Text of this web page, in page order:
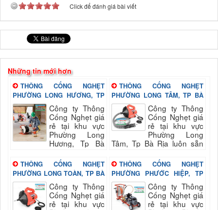
Click để đánh giá bài viết
Những tin mới hơn
THÔNG CỐNG NGHẸT
PHƯỜNG LONG HƯƠNG, TP
BÀ RỊA
Công ty Thông
Cống Nghẹt giá
rẻ tại khu vực
Phường Long
Hương, Tp Bà
quý khách nhanh và đảm
bảo uy tín, chất lượng hài
long...
THÔNG CỐNG NGHẸT
PHƯỜNG LONG TÂM, TP BÀ
RỊA
Công ty Thông
Cống Nghẹt giá
rẻ tại khu vực
Phường Long
Tâm, Tp Bà Rịa luôn sẵn
nhanh và đảm bảo uy tín,
chất lượng hài long...
THÔNG CỐNG NGHẸT
PHƯỜNG LONG TOÀN, TP BÀ
RỊA
Công ty Thông
Cống Nghẹt giá
rẻ tại khu vực
THÔNG CỐNG NGHẸT
PHƯỜNG PHƯỚC HIỆP, TP
BÀ RỊA
Công ty Thông
Cống Nghẹt giá
rẻ tại khu vực